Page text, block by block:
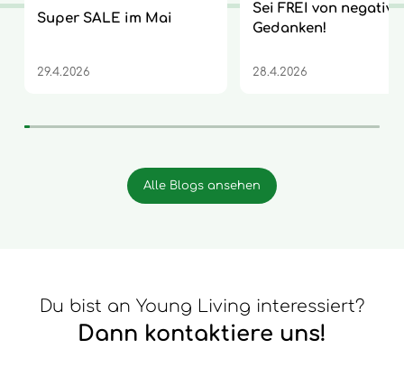
Super SALE im Mai
29.4.2026
Sei FREI von
Gedanken!
28.4.2026
Alle Blogs ansehen
Du bist an Young Living interessiert?
Dann kontaktiere uns!